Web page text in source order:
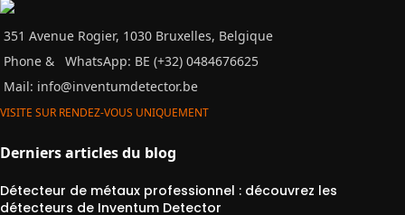
351 Avenue Rogier, 1030 Bruxelles, Belgique
Phone &
WhatsApp: BE (+32) 0484676625
Mail: info@inventumdetector.be
VISITE SUR RENDEZ-VOUS UNIQUEMENT
Derniers articles du blog
Détecteur de métaux professionnel : découvrez les
détecteurs de Inventum Detector